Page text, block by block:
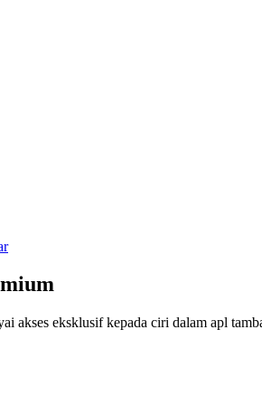
akses eksklusif kepada ciri dalam apl